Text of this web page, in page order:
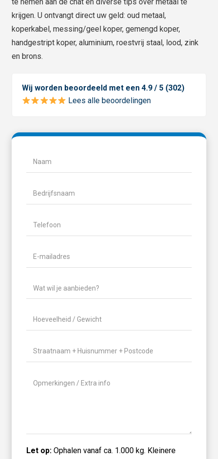
te nemen aan de chat en diverse tips over metaal te
krijgen. U ontvangt direct uw geld: oud metaal,
koperkabel, messing/geel koper, gemengd koper,
handgestript koper, aluminium, roestvrij staal, lood, zink
en brons.
Wij worden beoordeeld met een 4.9 / 5 (302)
Lees alle beoordelingen
Naam
Bedrijfsnaam
Telefoon
mailadres(Vereist)
Wat
wil
aanbieden?
Hoeveelheid
/
Locatie(Vereist)
Geen
Let op: Ophalen vanaf ca. 1.000 kg. Kleinere